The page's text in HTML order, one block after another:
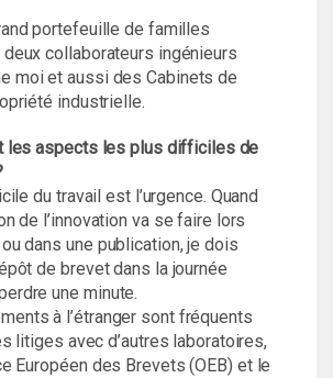
portefeuille de familles
collaborateurs ingénieurs
moi et aussi des Cabinets de
industrielle.
les aspects les plus difficiles de
du travail est l’urgence. Quand
de l’innovation va se faire lors
ou dans une publication, je dois
de brevet dans la journée
une minute.
à l’étranger sont fréquents
litiges avec d’autres laboratoires,
Européen des Brevets (OEB) et le